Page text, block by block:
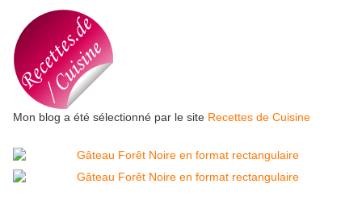
Mon blog a été sélectionné par le site Recettes de Cuisine